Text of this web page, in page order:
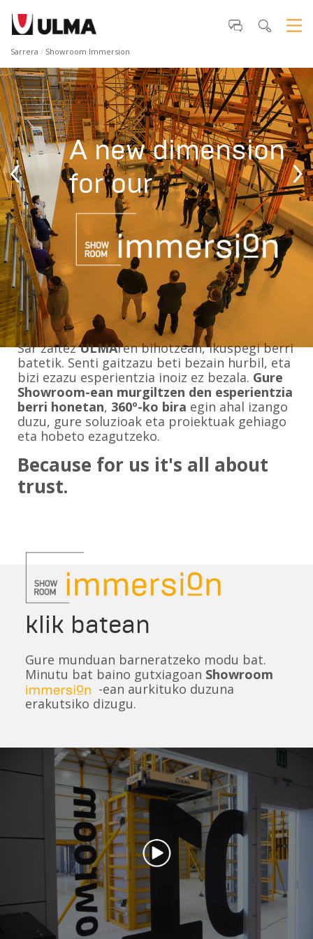
Sarrera Showroom Immersion
A new dimension
for our
Sar zaitezULMAren bihotzean, ikuspegi berri
batetik. Senti gaitzazu beti bezain hurbil, eta
bizi ezazu esperientzia inoiz ez bezala. Gure
Showroom-ean murgiltzen den esperientzia
berri honetan, 360º-ko bira egin ahal izango
duzu, gure soluzioak eta proiektuak gehiago
eta hobeto ezagutzeko.
Because for us it's all about
trust.
‹ ›
klik batean
Gure munduan barneratzeko modu bat.
Minutu bat baino gutxiagoan Showroom
-ean aurkituko duzuna
erakutsiko dizugu.